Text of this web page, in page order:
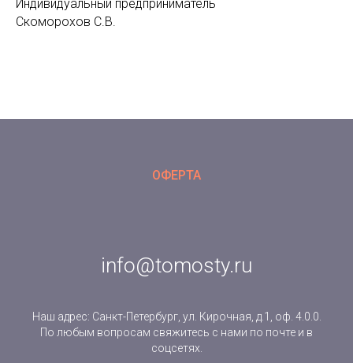
Индивидуальный предприниматель
Скоморохов С.В.
ОФЕРТА
info@tomosty.ru
Наш адрес: Санкт-Петербург, ул. Кирочная, д.1, оф. 4.0.0.
По любым вопросам свяжитесь с нами по почте и в
соцсетях.